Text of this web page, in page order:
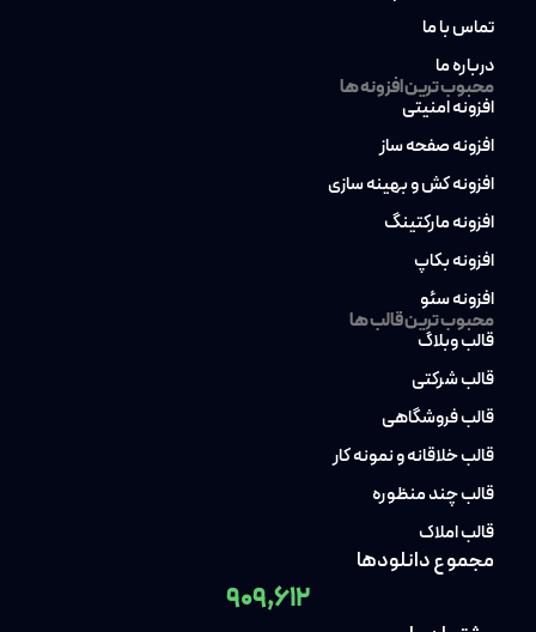
تماس با ما
درباره ما
محبوب ترین افزونه ها
افزونه امنیتی
افزونه صفحه ساز
افزونه کش و بهینه سازی
افزونه مارکتینگ
افزونه بکاپ
افزونه سئو
محبوب ترین قالب ها
قالب وبلاگ
قالب شرکتی
قالب فروشگاهی
قالب خلاقانه و نمونه کار
قالب چند منظوره
قالب املاک
مجموع دانلودها
909,612